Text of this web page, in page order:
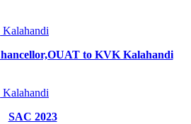
to KVK Kalahandi
SAC 2023